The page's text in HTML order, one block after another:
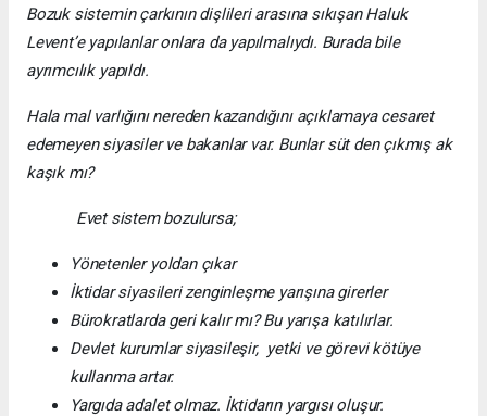
Bozuk sistemin çarkının dişlileri arasına sıkışan Haluk
Levent’e yapılanlar onlara da yapılmalıydı. Burada bile
ayrımcılık yapıldı.
Hala mal varlığını nereden kazandığını açıklamaya cesaret
edemeyen siyasiler ve bakanlar var. Bunlar süt den çıkmış ak
kaşık mı?
Evet sistem bozulursa;
Yönetenler yoldan çıkar
İktidar siyasileri zenginleşme yarışına girerler
Bürokratlarda geri kalır mı? Bu yarışa katılırlar.
Devlet kurumlar siyasileşir, yetki ve görevi kötüye
kullanma artar.
Yargıda adalet olmaz. İktidarın yargısı oluşur.